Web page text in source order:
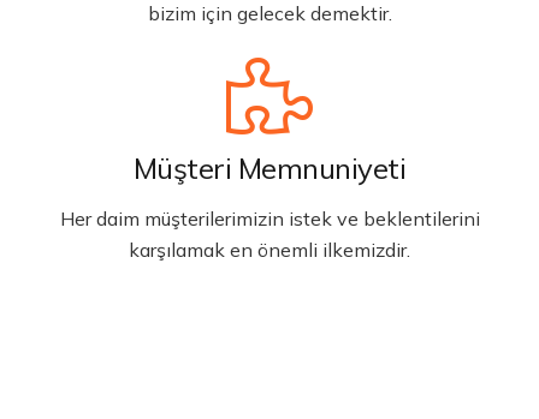
bizim için gelecek demektir.
Müşteri Memnuniyeti
Her daim müşterilerimizin istek ve beklentilerini
karşılamak en önemli ilkemizdir.